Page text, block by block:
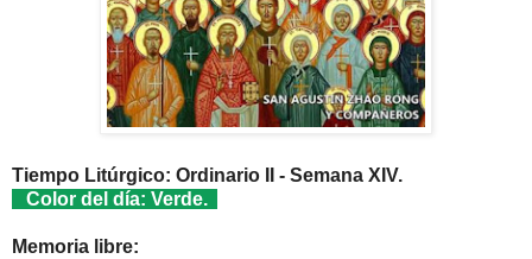
Tiempo Litúrgico: Ordinario II - Semana XIV.
Color del día: Verde.
Memoria libre: